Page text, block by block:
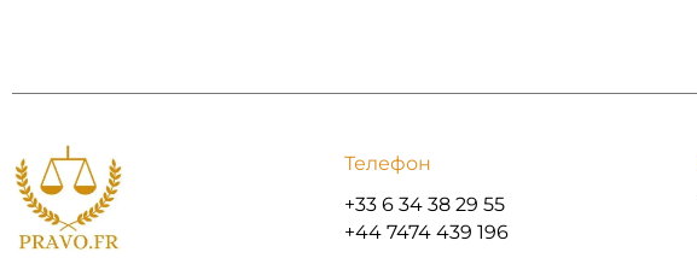
Телефон
+33 6 34 38 29 55
+44 7474 439 196